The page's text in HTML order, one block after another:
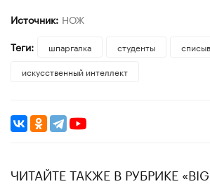
Источник: НОЖ
Теги:
шпаргалка студенты
искусственный интеллект
ЧИТАЙТЕ ТАКЖЕ В РУБРИКЕ «BIG